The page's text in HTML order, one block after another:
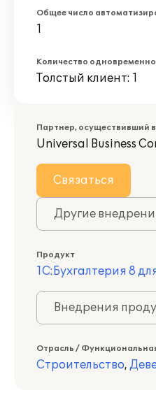
Общее число
1
Количество
Толстый клиент: 1
Партнер, осуществивший
Universal Business
Связаться
Другие
Продукт
1С:Бухгалтерия 8
Внедрения
Отрасль /
Строительство,